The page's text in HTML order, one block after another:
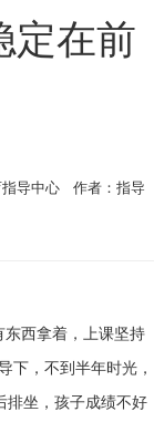
定在前
指导中心 作者：指导
西拿着，上课坚持
下，不到半年时光，
排坐，孩子成绩不好